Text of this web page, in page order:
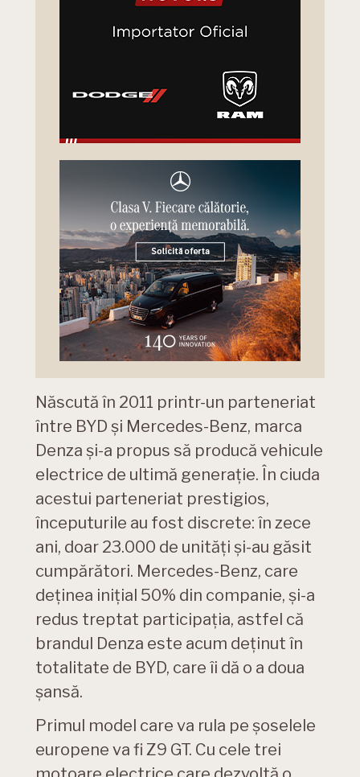
Născută în 2011 printr-un parteneriat
între BYD și Mercedes-Benz, marca
Denza și-a propus să producă vehicule
electrice de ultimă generație. În ciuda
acestui parteneriat prestigios,
începuturile au fost discrete: în zece
ani, doar 23.000 de unități și-au găsit
cumpărători. Mercedes-Benz, care
deținea inițial 50% din companie, și-a
redus treptat participația, astfel că
brandul Denza este acum deținut în
totalitate de BYD, care îi dă o a doua
șansă.
Primul model care va rula pe șoselele
europene va fi Z9 GT. Cu cele trei